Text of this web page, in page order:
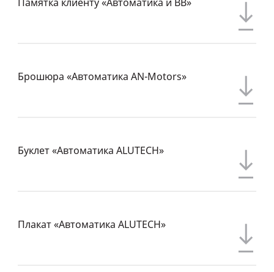
Брошюра «Автоматика AN-Motors»
Буклет «Автоматика ALUTECH»
Плакат «Автоматика ALUTECH»